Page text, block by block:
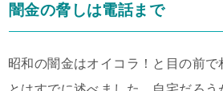
闇金の脅しは電話まで
昭和の闇金はオイコラ！と目の前で